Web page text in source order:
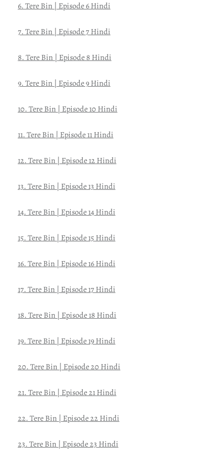
6. Tere Bin | Episode 6 Hindi
7. Tere Bin | Episode 7 Hindi
8. Tere Bin | Episode 8 Hindi
9. Tere Bin | Episode 9 Hindi
10. Tere Bin | Episode 10 Hindi
11. Tere Bin | Episode 11 Hindi
12. Tere Bin | Episode 12 Hindi
13. Tere Bin | Episode 13 Hindi
14. Tere Bin | Episode 14 Hindi
15. Tere Bin | Episode 15 Hindi
16. Tere Bin | Episode 16 Hindi
17. Tere Bin | Episode 17 Hindi
18. Tere Bin | Episode 18 Hindi
19. Tere Bin | Episode 19 Hindi
20. Tere Bin | Episode 20 Hindi
21. Tere Bin | Episode 21 Hindi
22. Tere Bin | Episode 22 Hindi
23. Tere Bin | Episode 23 Hindi